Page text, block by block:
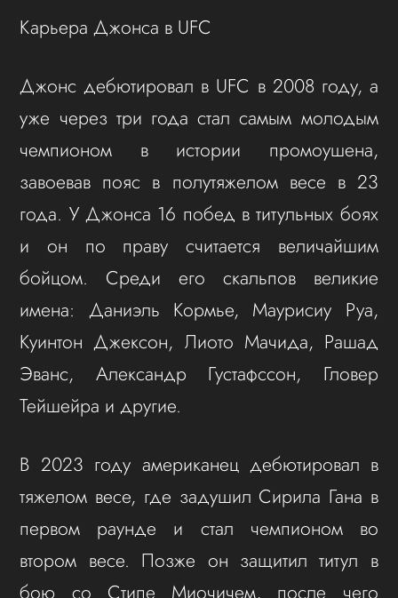
Карьера Джонса в UFC
Джонс дебютировал в UFC в 2008 году, а
уже через три года стал самым молодым
чемпионом в истории промоушена,
завоевав пояс в полутяжелом весе в 23
года. У Джонса 16 побед в титульных боях
и он по праву считается величайшим
бойцом. Среди его скальпов великие
имена: Даниэль Кормье, Маурисиу Руа,
Куинтон Джексон, Лиото Мачида, Рашад
Эванс, Александр Густафссон, Гловер
Тейшейра и другие.
В 2023 году американец дебютировал в
тяжелом весе, где задушил Сирила Гана в
первом раунде и стал чемпионом во
втором весе. Позже он защитил титул в
бою со Стипе Миочичем, после чего